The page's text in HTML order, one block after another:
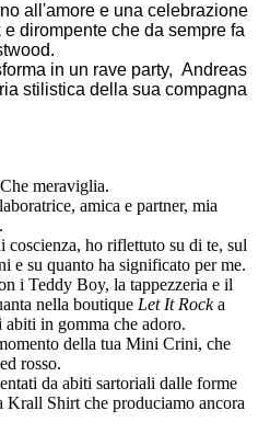
all'amore e una celebrazione
dirompente che da sempre fa
in un rave party, Andreas
stilistica della sua compagna
meraviglia.
amica e partner, mia
coscienza, ho riflettuto su di te, sul
e su quanto ha significato per me.
i Teddy Boy, la tappezzeria e il
nella boutique Let It Rocka
in gomma che adoro.
della tua Mini Crini, che
rosso.
da abiti sartoriali dalle forme
Krall Shirt che produciamo ancora